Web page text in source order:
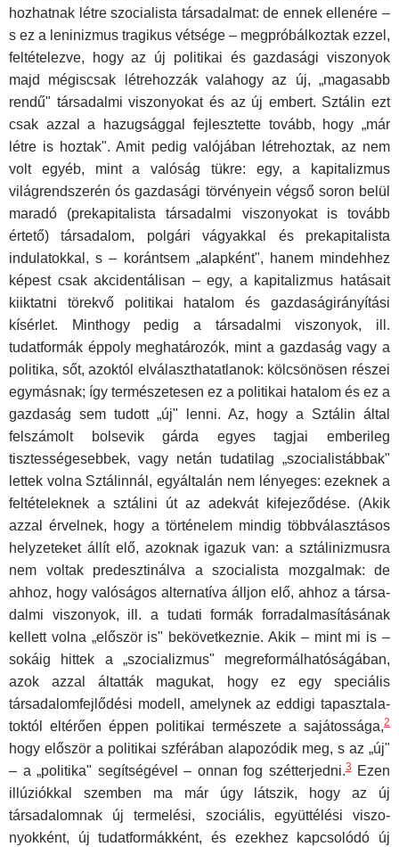
hozhatnak létre szocialista társadalmat: de ennek ellenére –
s ez a leninizmus tragikus vétsége – megpróbálkoztak ezzel,
feltéte­lezve, hogy az új politikai és gazdasági viszonyok
majd mégiscsak létre­hozzák valahogy az új, „magasabb
rendű" társadalmi viszonyokat és az új embert. Sztálin ezt
csak azzal a hazugsággal fejlesztette tovább, hogy „már
létre is hoztak". Amit pedig valójában létrehoztak, az nem
volt egyéb, mint a valóság tükre: egy, a kapitalizmus
világrendszerén ós gaz­dasági törvényein végső soron belül
maradó (prekapitalista társadalmi viszonyokat is tovább
értető) társadalom, polgári vágyakkal és prekapitalista
indulatokkal, s – korántsem „alapként", hanem mindehhez
képest csak akcidentálisan – egy, a kapitalizmus hatásait
kiiktatni törekvő politi­kai hatalom és gazdaságirányítási
kísérlet. Minthogy pedig a társadalmi viszonyok, ill.
tudatformák éppoly meghatározók, mint a gazdaság vagy a
politika, sőt, azoktól elválaszthatatlanok: kölcsönösen részei
egymás­nak; így természetesen ez a politikai hatalom és ez a
gazdaság sem tu­dott „új" lenni. Az, hogy a Sztálin által
felszámolt bolsevik gárda egyes tagjai emberileg
tisztességesebbek, vagy netán tudatilag „szocialistáb­bak"
lettek volna Sztálinnál, egyáltalán nem lényeges: ezeknek a
feltéte­leknek a sztálini út az adekvát kifejeződése. (Akik
azzal érvelnek, hogy a történelem mindig többválasztásos
helyzeteket állít elő, azoknak iga­zuk van: a sztálinizmusra
nem voltak predesztinálva a szocialista moz­galmak: de
ahhoz, hogy valóságos alternatíva álljon elő, ahhoz a társa­
dalmi viszonyok, ill. a tudati formák forradalmasításának
kellett volna „először is" bekövetkeznie. Akik – mint mi is –
sokáig hittek a „szocializ­mus" megreformálhatóságában,
azok azzal áltatták magukat, hogy ez egy speciális
társadalomfejlődési modell, amelynek az eddigi tapasztala­
toktól eltérően éppen politikai természete a sajátossága,2
hogy először a politikai szférában alapozódik meg, s az „új"
– a „politika" segítségével – onnan fog szétterjedni.3Ezen
illúziókkal szemben ma már úgy látszik, hogy az új
társadalomnak új termelési, szociális, együttélési viszo­
nyokként, új tudatformákként, és ezekhez kapcsolódó új